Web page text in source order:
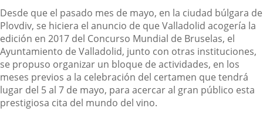
Desde que el pasado mes de mayo, en la ciudad búlgara de
Plovdiv, se hiciera el anuncio de que Valladolid acogería la
edición en 2017 del Concurso Mundial de Bruselas, el
Ayuntamiento de Valladolid, junto con otras instituciones,
se propuso organizar un bloque de actividades, en los
meses previos a la celebración del certamen que tendrá
lugar del 5 al 7 de mayo, para acercar al gran público esta
prestigiosa cita del mundo del vino.